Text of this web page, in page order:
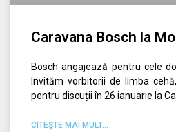
Caravana Bosch la
Bosch angajează pentru cele
Invităm vorbitorii de limba
pentru discuții în 26 ianuarie la
CITEŞTE MAI MULT...